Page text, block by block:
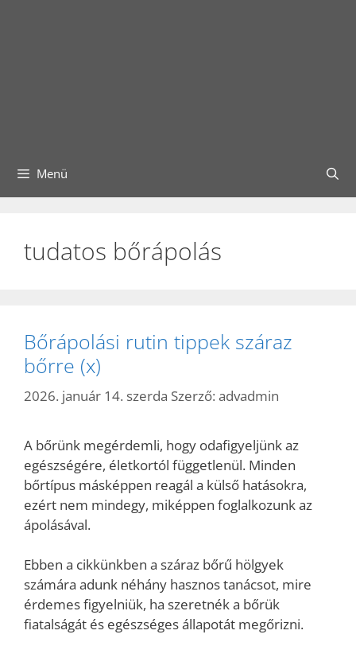
Menü
tudatos bőrápolás
Bőrápolási rutin tippek száraz
bőrre (x)
2026. január 14. szerda Szerző: advadmin
A bőrünk megérdemli, hogy odafigyeljünk az
egészségére, életkortól függetlenül. Minden
bőrtípus másképpen reagál a külső hatásokra,
ezért nem mindegy, miképpen foglalkozunk az
ápolásával.
Ebben a cikkünkben a száraz bőrű hölgyek
számára adunk néhány hasznos tanácsot, mire
érdemes figyelniük, ha szeretnék a bőrük
fiatalságát és egészséges állapotát megőrizni.